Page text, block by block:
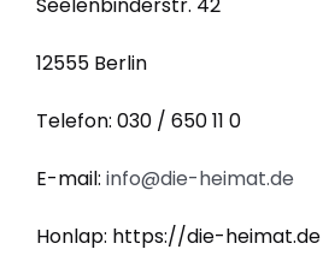
Seelenbinderstr. 42
12555 Berlin
Telefon: 030 / 650 11 0
E-mail: info@die-heimat.de
Honlap: https://die-heimat.de